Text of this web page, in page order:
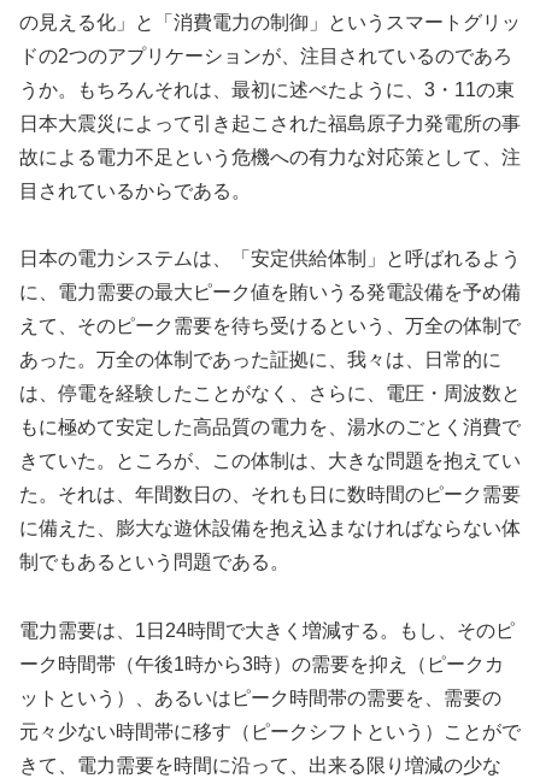
の見える化」と「消費電力の制御」というスマートグリッ
ドの2つのアプリケーションが、注目されているのであろ
うか。もちろんそれは、最初に述べたように、3・11の東
日本大震災によって引き起こされた福島原子力発電所の事
故による電力不足という危機への有力な対応策として、注
目されているからである。
日本の電力システムは、「安定供給体制」と呼ばれるよう
に、電力需要の最大ピーク値を賄いうる発電設備を予め備
えて、そのピーク需要を待ち受けるという、万全の体制で
あった。万全の体制であった証拠に、我々は、日常的に
は、停電を経験したことがなく、さらに、電圧・周波数と
もに極めて安定した高品質の電力を、湯水のごとく消費で
きていた。ところが、この体制は、大きな問題を抱えてい
た。それは、年間数日の、それも日に数時間のピーク需要
に備えた、膨大な遊休設備を抱え込まなければならない体
制でもあるという問題である。
電力需要は、1日24時間で大きく増減する。もし、そのピ
ーク時間帯（午後1時から3時）の需要を抑え（ピークカ
ットという）、あるいはピーク時間帯の需要を、需要の
元々少ない時間帯に移す（ピークシフトという）ことがで
きて、電力需要を時間に沿って、出来る限り増減の少な